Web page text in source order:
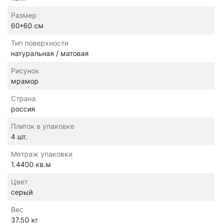
Размер
60*60 см
Тип поверхности
натуральная / матовая
Рисунок
мрамор
Страна
россия
Плиток в упаковке
4 шт.
Метраж упаковки
1.4400 кв.м
Цвет
серый
Вес
37.50 кг